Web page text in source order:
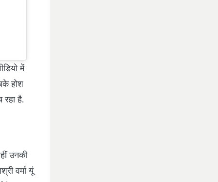
में
होश
रहा है.
उनकी
वर्मा यूं